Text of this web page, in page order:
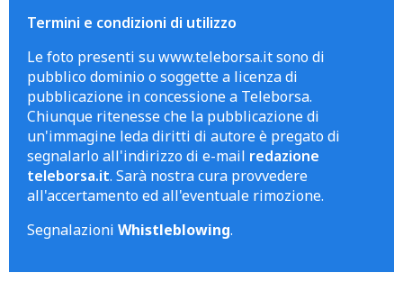
Termini e condizioni di utilizzo
Le foto presenti su www.teleborsa.it sono di
pubblico dominio o soggette a licenza di
pubblicazione in concessione a Teleborsa.
Chiunque ritenesse che la pubblicazione di
un'immagine leda diritti di autore è pregato di
segnalarlo all'indirizzo di e-mail redazione
teleborsa.it. Sarà nostra cura provvedere
all'accertamento ed all'eventuale rimozione.
Segnalazioni Whistleblowing.